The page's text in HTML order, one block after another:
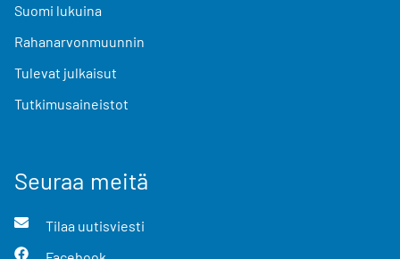
Suomi lukuina
Rahanarvonmuunnin
Tulevat julkaisut
Tutkimusaineistot
Seuraa meitä
Tilaa uutisviesti